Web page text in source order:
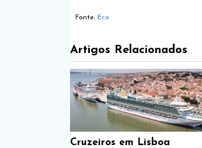
Fonte: Eco
Artigos Relacionados
Cruzeiros em Lisboa